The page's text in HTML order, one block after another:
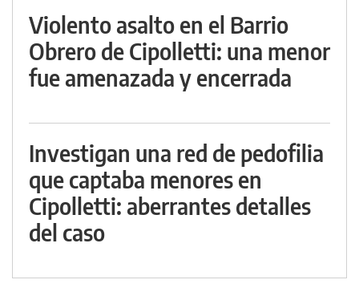
Violento asalto en el Barrio
Obrero de Cipolletti: una menor
fue amenazada y encerrada
Investigan una red de pedofilia
que captaba menores en
Cipolletti: aberrantes detalles
del caso